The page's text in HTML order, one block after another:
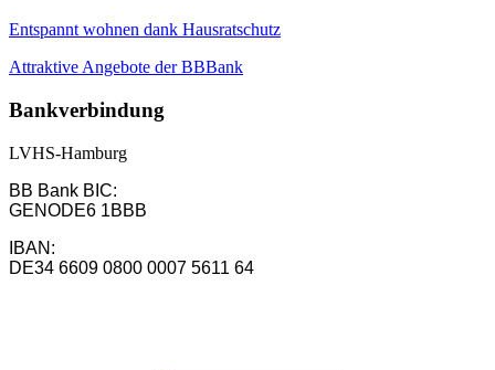
Entspannt wohnen dank Hausratschutz
Attraktive Angebote der BBBank
Bankverbindung
LVHS-Hamburg
BB Bank BIC:
GENODE6 1BBB
IBAN:
DE34 6609 0800 0007 5611 64